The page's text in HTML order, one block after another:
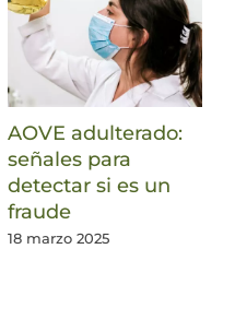
AOVE adulterado:
señales para
detectar si es un
fraude
18 marzo 2025